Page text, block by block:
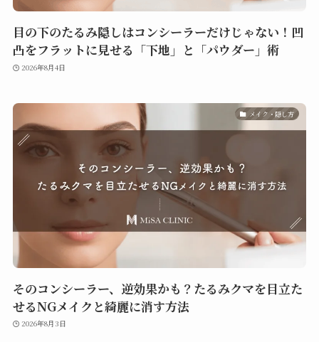
目の下のたるみ隠しはコンシーラーだけじゃない！凹
凸をフラットに見せる「下地」と「パウダー」術
2026年8月4日
メイク・隠し方
そのコンシーラー、逆効果かも？たるみクマを目立た
せるNGメイクと綺麗に消す方法
2026年8月3日